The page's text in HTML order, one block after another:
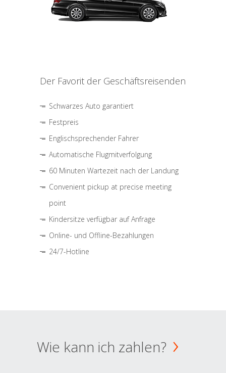
Der Favorit der Geschäftsreisenden
Schwarzes Auto garantiert
Festpreis
Englischsprechender Fahrer
Automatische Flugmitverfolgung
60 Minuten Wartezeit nach der Landung
Convenient pickup at precise meeting
point
Kindersitze verfügbar auf Anfrage
Online- und Offline-Bezahlungen
24/7-Hotline
Wie kann ich zahlen?